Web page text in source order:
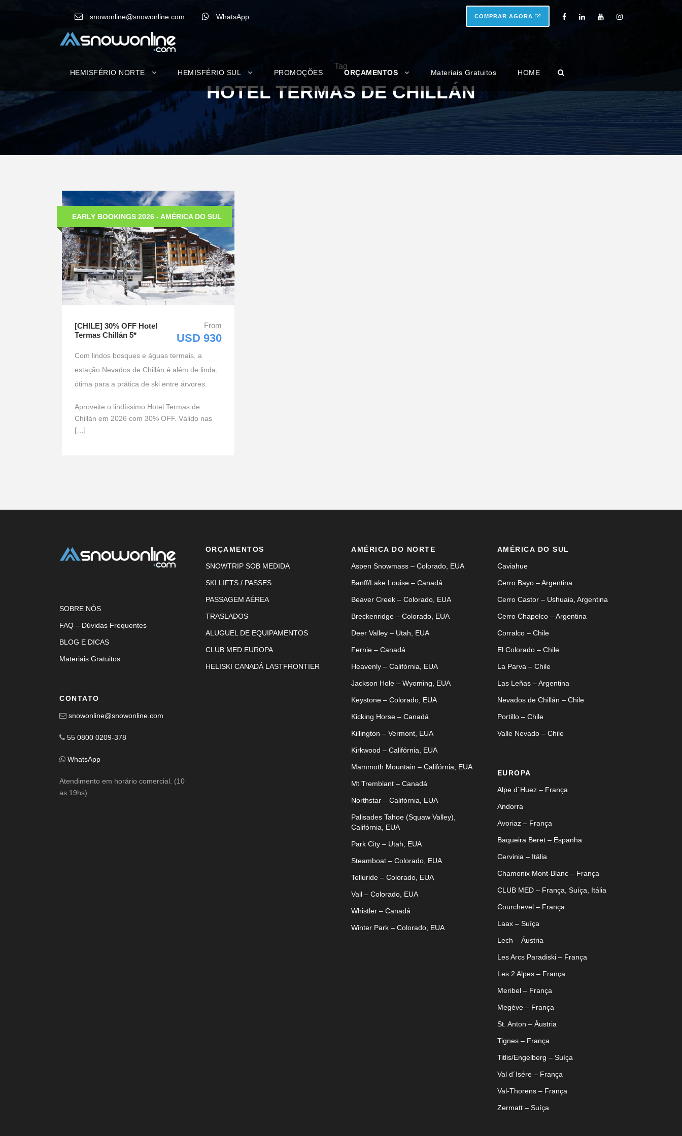
snowonline@snowonline.com WhatsApp COMPRAR AGORA
HEMISFÉRIO NORTE HEMISFÉRIO SUL PROMOÇÕES ORÇAMENTOS Materiais Gratuitos HOME
Tag
HOTEL TERMAS DE CHILLÁN
EARLY BOOKINGS 2026 - AMÉRICA DO SUL
[CHILE] 30% OFF Hotel
Termas Chillán 5*
From
USD 930
Com lindos bosques e águas termais, a
estação Nevados de Chillán é além de linda,
ótima para a prática de ski entre árvores.
Aproveite o lindíssimo Hotel Termas de
Chillán em 2026 com 30% OFF. Válido nas
[…]
SOBRE NÓS
FAQ – Dúvidas Frequentes
BLOG E DICAS
Materiais Gratuitos
CONTATO
snowonline@snowonline.com
55 0800 0209-378
WhatsApp
Atendimento em horário comercial. (10
as 19hs)
ORÇAMENTOS
SNOWTRIP SOB MEDIDA
SKI LIFTS / PASSES
PASSAGEM AÉREA
TRASLADOS
ALUGUEL DE EQUIPAMENTOS
CLUB MED EUROPA
HELISKI CANADÁ LASTFRONTIER
AMÉRICA DO NORTE
Aspen Snowmass – Colorado, EUA
Banff/Lake Louise – Canadá
Beaver Creek – Colorado, EUA
Breckenridge – Colorado, EUA
Deer Valley – Utah, EUA
Fernie – Canadá
Heavenly – Califórnia, EUA
Jackson Hole – Wyoming, EUA
Keystone – Colorado, EUA
Kicking Horse – Canadá
Killington – Vermont, EUA
Kirkwood – Califórnia, EUA
Mammoth Mountain – Califórnia, EUA
Mt Tremblant – Canadá
Northstar – Califórnia, EUA
Palisades Tahoe (Squaw Valley),
Califórnia, EUA
Park City – Utah, EUA
Steamboat – Colorado, EUA
Telluride – Colorado, EUA
Vail – Colorado, EUA
Whistler – Canadá
Winter Park – Colorado, EUA
AMÉRICA DO SUL
Caviahue
Cerro Bayo – Argentina
Cerro Castor – Ushuaia, Argentina
Cerro Chapelco – Argentina
Corralco – Chile
El Colorado – Chile
La Parva – Chile
Las Leñas – Argentina
Nevados de Chillán – Chile
Portillo – Chile
Valle Nevado – Chile
EUROPA
Alpe d´Huez – França
Andorra
Avoriaz – França
Baqueira Beret – Espanha
Cervinia – Itália
Chamonix Mont-Blanc – França
CLUB MED – França, Suíça, Itália
Courchevel – França
Laax – Suíça
Lech – Áustria
Les Arcs Paradiski – França
Les 2 Alpes – França
Meribel – França
Megève – França
St. Anton – Áustria
Tignes – França
Titlis/Engelberg – Suíça
Val d´Isére – França
Val-Thorens – França
Zermatt – Suíça